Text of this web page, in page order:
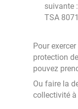
suivante
TSA
Pour
protection
pouvez
Ou faire la
collectivité à